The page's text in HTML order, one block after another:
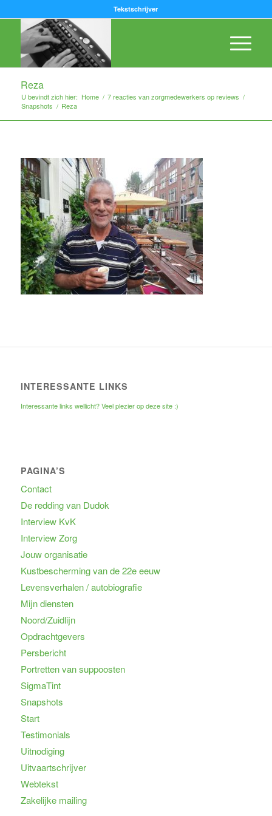
Tekstschrijver
Reza
U bevindt zich hier: Home / 7 reacties van zorgmedewerkers op reviews /
Snapshots / Reza
INTERESSANTE LINKS
Interessante links wellicht? Veel plezier op deze site :)
PAGINA’S
Contact
De redding van Dudok
Interview KvK
Interview Zorg
Jouw organisatie
Kustbescherming van de 22e eeuw
Levensverhalen / autobiografie
Mijn diensten
Noord/Zuidlijn
Opdrachtgevers
Persbericht
Portretten van suppoosten
SigmaTint
Snapshots
Start
Testimonials
Uitnodiging
Uitvaartschrijver
Webtekst
Zakelijke mailing